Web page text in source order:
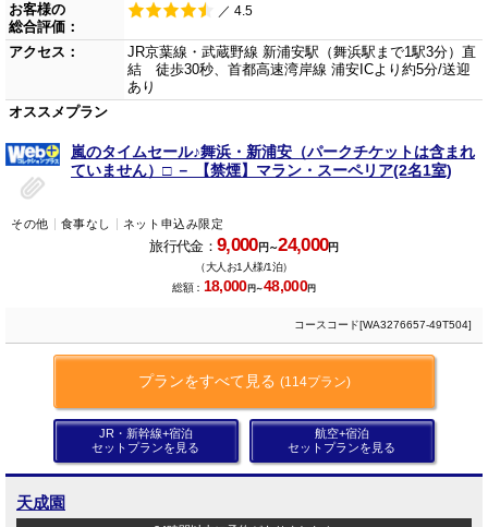
お客様の
総合評価：
／ 4.5
アクセス：
JR京葉線・武蔵野線 新浦安駅（舞浜駅まで1駅3分）直
結 徒歩30秒、首都高速湾岸線 浦安ICより約5分/送迎
あり
オススメプラン
嵐のタイムセール♪舞浜・新浦安（パークチケットは含まれ
ていません）□ － 【禁煙】マラン・スーペリア(2名1室)
その他 食事なし ネット申込み限定
旅行代金： 9,000円～24,000円
（大人お1人様/1泊）
総額： 18,000円～48,000円
コースコード[WA3276657-49T504]
プランをすべて見る (114プラン)
JR・新幹線+宿泊
セットプランを見る
航空+宿泊
セットプランを見る
天成園